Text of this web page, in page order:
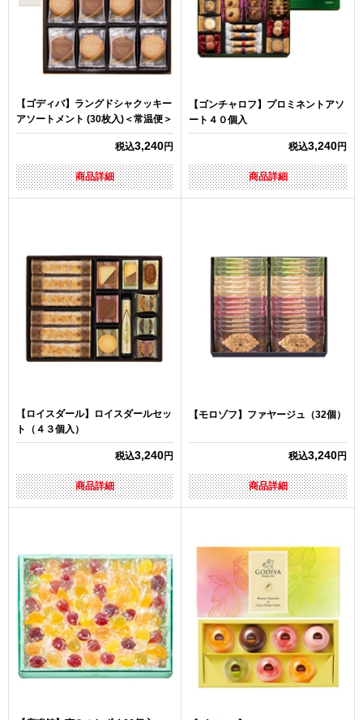
【ゴディバ】ラングドシャクッキー
アソートメント (30枚入)＜常温便＞
税込3,240円
商品詳細
【ゴンチャロフ】プロミネントアソ
ート４０個入
税込3,240円
商品詳細
【ロイスダール】ロイスダールセッ
ト（４３個入）
税込3,240円
商品詳細
【モロゾフ】ファヤージュ（32個）
税込3,240円
商品詳細